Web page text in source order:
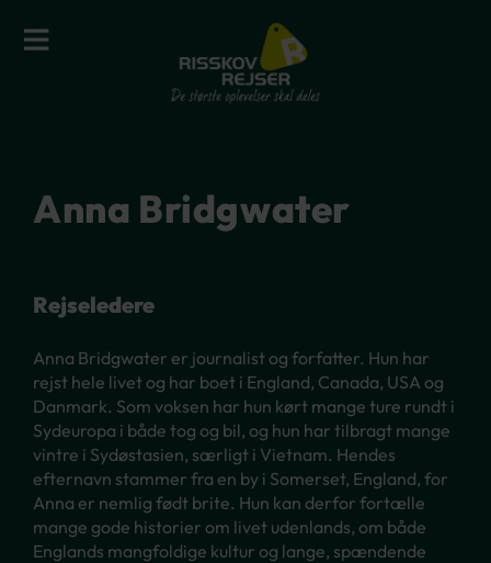
Anna Bridgwater
Rejseledere
Anna Bridgwater er journalist og forfatter. Hun har
rejst hele livet og har boet i England, Canada, USA og
Danmark. Som voksen har hun kørt mange ture rundt i
Sydeuropa i både tog og bil, og hun har tilbragt mange
vintre i Sydøstasien, særligt i Vietnam. Hendes
efternavn stammer fra en by i Somerset, England, for
Anna er nemlig født brite. Hun kan derfor fortælle
mange gode historier om livet udenlands, om både
Englands mangfoldige kultur og lange, spændende